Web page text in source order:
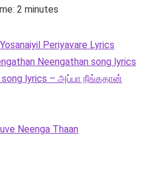
2 minutes
Periyavare Lyrics
Neengathan song lyrics
song lyrics – அப்பா நீங்கதான்
Neenga Thaan